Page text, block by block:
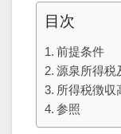
目次
前提条件
源泉所得税
所得税徴収
参照